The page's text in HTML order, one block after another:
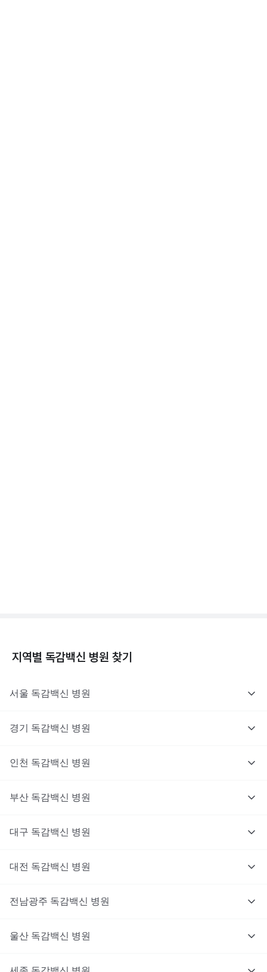
지역별 독감백신 병원 찾기
서울 독감백신 병원
경기 독감백신 병원
인천 독감백신 병원
부산 독감백신 병원
대구 독감백신 병원
대전 독감백신 병원
전남광주 독감백신 병원
울산 독감백신 병원